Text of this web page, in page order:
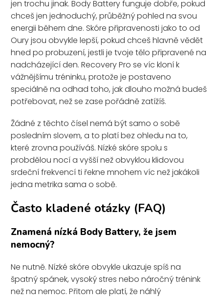
jen trochu jinak. Body Battery funguje dobře, pokud
chceš jen jednoduchý, průběžný pohled na svou
energii během dne. Skóre připravenosti jako to od
Oury jsou obvykle lepší, pokud chceš hlavně vědět
hned po probuzení, jestli je tvoje tělo připravené na
nadcházející den. Recovery Pro se víc kloní k
vážnějšímu tréninku, protože je postaveno
speciálně na odhad toho, jak dlouho možná budeš
potřebovat, než se zase pořádně zatížíš.
Žádné z těchto čísel nemá být samo o sobě
posledním slovem, a to platí bez ohledu na to,
které zrovna používáš. Nízké skóre spolu s
probdělou nocí a vyšší než obvyklou klidovou
srdeční frekvencí ti řekne mnohem víc než jakákoli
jedna metrika sama o sobě.
Často kladené otázky (FAQ)
Znamená nízká Body Battery, že jsem
nemocný?
Ne nutně. Nízké skóre obvykle ukazuje spíš na
špatný spánek, vysoký stres nebo náročný trénink
než na nemoc. Přitom ale platí, že náhlý